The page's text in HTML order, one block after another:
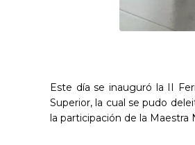
Este día se inauguró la II
Superior, la cual se pudo
la participación de la